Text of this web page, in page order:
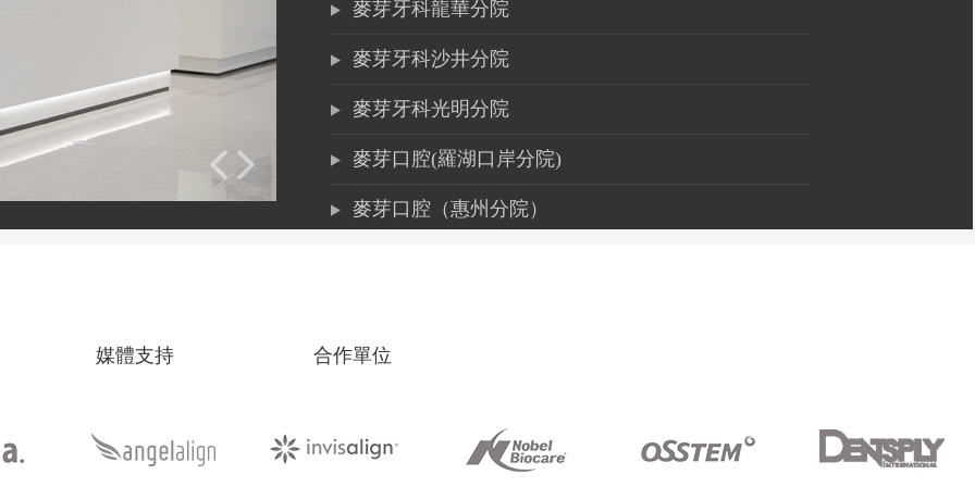
麥芽牙科龍華分院
麥芽牙科沙井分院
麥芽牙科光明分院
麥芽口腔(羅湖口岸分院)
麥芽口腔（惠州分院）
媒體支持 合作單位